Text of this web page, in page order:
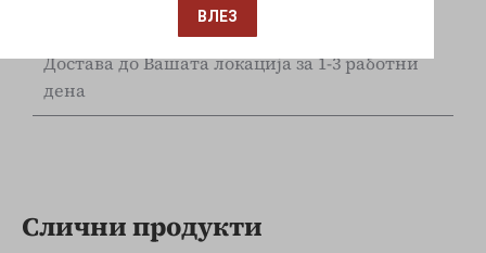
Брза испорака
Достава до Вашата локација за 1-3 работни
дена
Слични продукти
ВЛЕЗ